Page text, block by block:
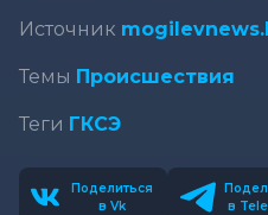
Источник
Темы Происшествия
Теги ГКСЭ
Поделиться
в Vk
в